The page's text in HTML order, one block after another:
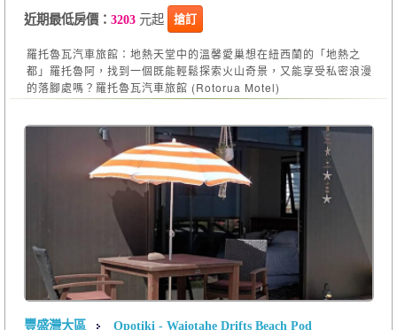
近期最低房價： 3203元起 搶訂
羅托魯瓦汽車旅館：地熱天堂中的溫馨愛巢想在紐西蘭的「地熱之
都」羅托魯阿，找到一個既能輕鬆探索火山奇景，又能享受私密浪漫
的落腳處嗎？羅托魯瓦汽車旅館 (Rotorua Motel)
豐盛灣大區
Opotiki - Waiotahe Drifts Beach Pod